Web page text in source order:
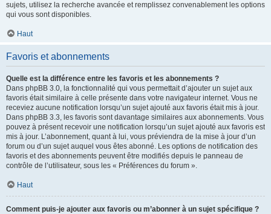
sujets, utilisez la recherche avancée et remplissez convenablement les options
qui vous sont disponibles.
Haut
Favoris et abonnements
Quelle est la différence entre les favoris et les abonnements ?
Dans phpBB 3.0, la fonctionnalité qui vous permettait d’ajouter un sujet aux
favoris était similaire à celle présente dans votre navigateur internet. Vous ne
receviez aucune notification lorsqu’un sujet ajouté aux favoris était mis à jour.
Dans phpBB 3.3, les favoris sont davantage similaires aux abonnements. Vous
pouvez à présent recevoir une notification lorsqu’un sujet ajouté aux favoris est
mis à jour. L’abonnement, quant à lui, vous préviendra de la mise à jour d’un
forum ou d’un sujet auquel vous êtes abonné. Les options de notification des
favoris et des abonnements peuvent être modifiés depuis le panneau de
contrôle de l’utilisateur, sous les « Préférences du forum ».
Haut
Comment puis-je ajouter aux favoris ou m’abonner à un sujet spécifique ?